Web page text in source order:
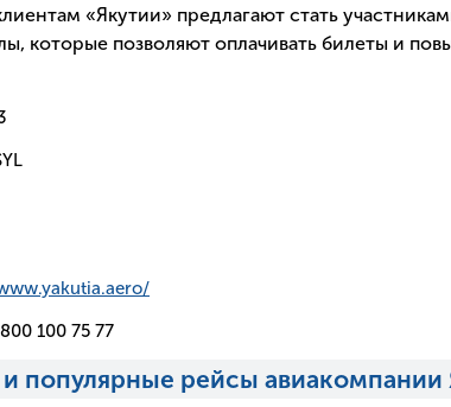
«Якутии» предлагают стать
которые позволяют оплачивать билеты и
100 75 77
популярные рейсы авиакомпании